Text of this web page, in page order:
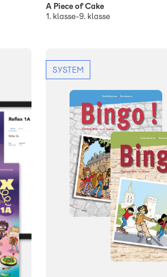
A Piece of Cake
1. klasse-9. klasse
SYSTEM